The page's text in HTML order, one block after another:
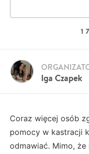
1
Iga Czapek
Coraz więcej osób
pomocy w kastracji
odmawiać. Mimo,